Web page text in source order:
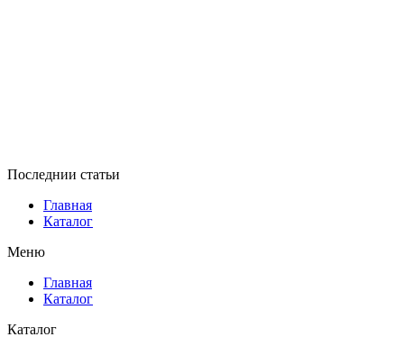
Последнии статьи
Главная
Каталог
Меню
Главная
Каталог
Каталог